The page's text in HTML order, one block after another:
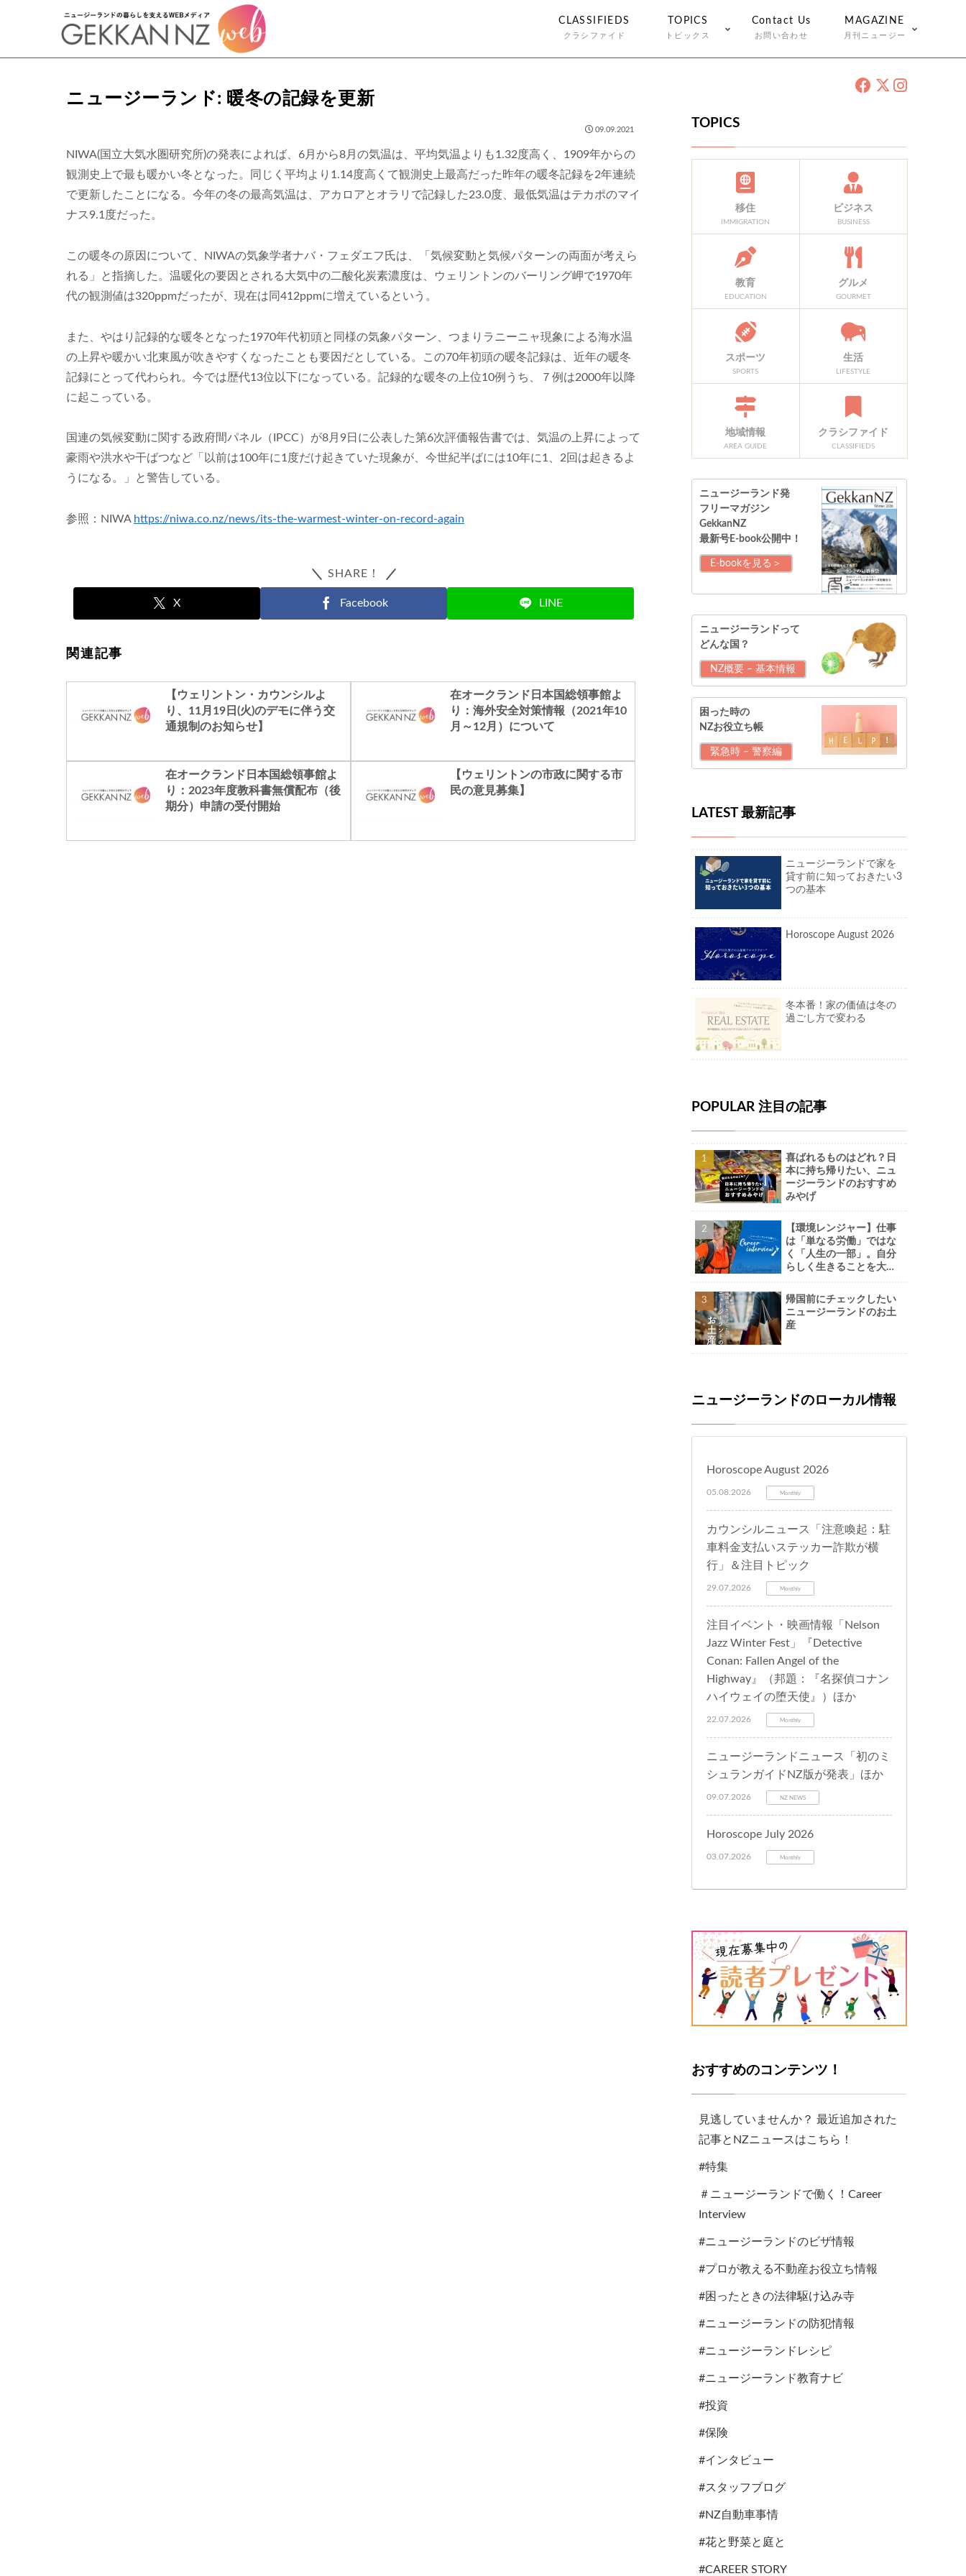
CLASSIFIEDS
クラシファイド
TOPICS
トピックス
Contact Us
お問い合わせ
MAGAZINE
月刊ニュージー
ニュージーランド: 暖冬の記録を更新
09.09.2021
NIWA(国立大気水圏研究所)の発表によれば、6月から8月の気温は、平均気温よりも1.32度高く、1909年からの
観測史上で最も暖かい冬となった。同じく平均より1.14度高くて観測史上最高だった昨年の暖冬記録を2年連続
で更新したことになる。今年の冬の最高気温は、アカロアとオラリで記録した23.0度、最低気温はテカポのマイ
ナス9.1度だった。
この暖冬の原因について、NIWAの気象学者ナバ・フェダエフ氏は、「気候変動と気候パターンの両面が考えら
れる」と指摘した。温暖化の要因とされる大気中の二酸化炭素濃度は、ウェリントンのバーリング岬で1970年
代の観測値は320ppmだったが、現在は同412ppmに増えているという。
また、やはり記録的な暖冬となった1970年代初頭と同様の気象パターン、つまりラニーニャ現象による海水温
の上昇や暖かい北東風が吹きやすくなったことも要因だとしている。この70年初頭の暖冬記録は、近年の暖冬
記録にとって代わられ。今では歴代13位以下になっている。記録的な暖冬の上位10例うち、７例は2000年以降
に起こっている。
国連の気候変動に関する政府間パネル（IPCC）が8月9日に公表した第6次評価報告書では、気温の上昇によって
豪雨や洪水や干ばつなど「以前は100年に1度だけ起きていた現象が、今世紀半ばには10年に1、2回は起きるよ
うになる。」と警告している。
参照：NIWA https://niwa.co.nz/news/its-the-warmest-winter-on-record-again
SHARE！
X Facebook LINE
関連記事
【ウェリントン・カウンシルよ
り、11月19日(火)のデモに伴う交
通規制のお知らせ】
在オークランド日本国総領事館よ
り：海外安全対策情報（2021年10
月～12月）について
在オークランド日本国総領事館よ
り：2023年度教科書無償配布（後
期分）申請の受付開始
【ウェリントンの市政に関する市
民の意見募集】
TOPICS
移住
IMMIGRATION
ビジネス
BUSINESS
教育
EDUCATION
グルメ
GOURMET
スポーツ
SPORTS
生活
LIFESTYLE
地域情報
AREA GUIDE
クラシファイド
CLASSIFIEDS
ニュージーランド発
フリーマガジン
GekkanNZ
最新号E-book公開中！
E-bookを見る＞
ニュージーランドって
どんな国？
NZ概要 – 基本情報
困った時の
NZお役立ち帳
緊急時 – 警察編
LATEST 最新記事
ニュージーランドで家を
貸す前に知っておきたい3
つの基本
Horoscope August 2026
冬本番！家の価値は冬の
過ごし方で変わる
POPULAR 注目の記事
喜ばれるものはどれ？日
本に持ち帰りたい、ニュ
ージーランドのおすすめ
みやげ
【環境レンジャー】仕事
は「単なる労働」ではな
く「人生の一部」。自分
らしく生きることを大切
帰国前にチェックしたい
ニュージーランドのお土
産
ニュージーランドのローカル情報
Horoscope August 2026
05.08.2026 Monthly
カウンシルニュース「注意喚起：駐
車料金支払いステッカー詐欺が横
行」＆注目トピック
29.07.2026 Monthly
注目イベント・映画情報「Nelson
Jazz Winter Fest」『Detective
Conan: Fallen Angel of the
Highway』（邦題：『名探偵コナン
ハイウェイの堕天使』）ほか
22.07.2026 Monthly
ニュージーランドニュース「初のミ
シュランガイドNZ版が発表」ほか
09.07.2026 NZ NEWS
Horoscope July 2026
03.07.2026 Monthly
おすすめのコンテンツ！
見逃していませんか？ 最近追加された
記事とNZニュースはこちら！
#特集
＃ニュージーランドで働く！Career
Interview
#ニュージーランドのビザ情報
#プロが教える不動産お役立ち情報
#困ったときの法律駆け込み寺
#ニュージーランドの防犯情報
#ニュージーランドレシピ
#ニュージーランド教育ナビ
#投資
#保険
#インタビュー
#スタッフブログ
#NZ自動車事情
#花と野菜と庭と
#CAREER STORY